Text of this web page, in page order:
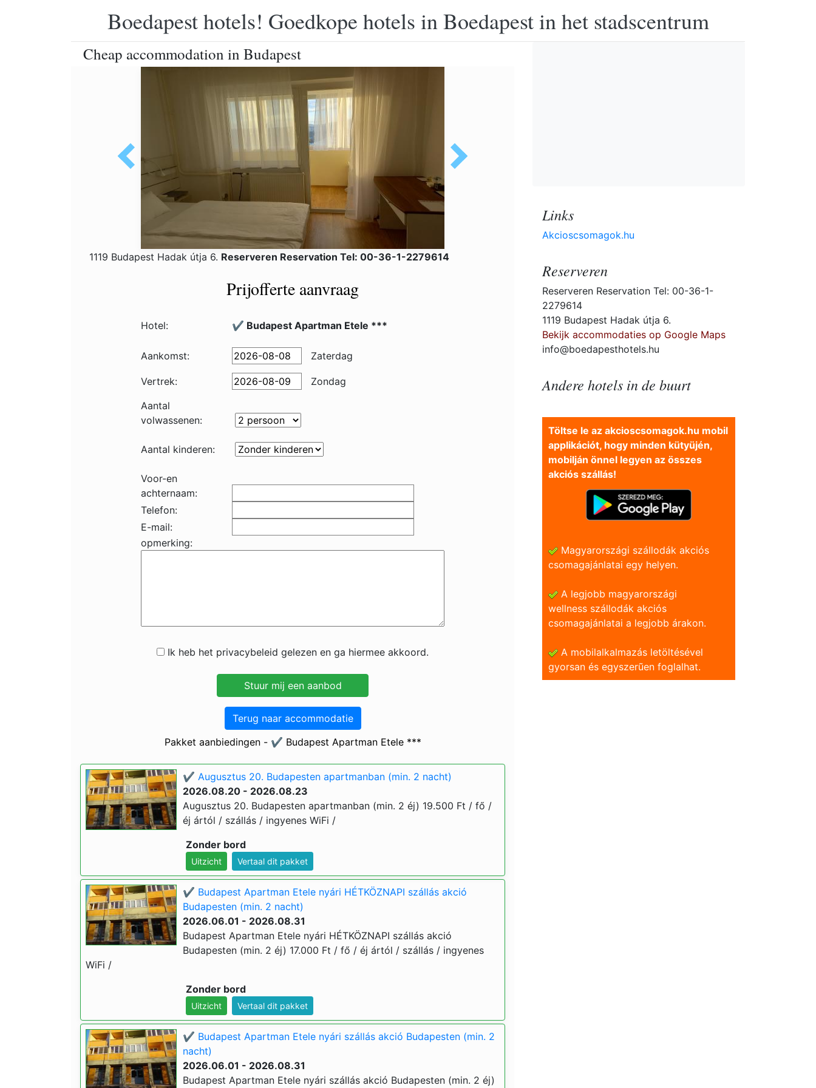
Boedapest hotels! Goedkope hotels in Boedapest in het stadscentrum
Cheap accommodation in Budapest
1119 Budapest Hadak útja 6. Reserveren Reservation Tel: 00-36-1-2279614
Prijofferte aanvraag
Hotel: ✔️ Budapest Apartman Etele ***
Aankomst: Zaterdag
Vertrek:
Zondag
Aantal
volwassenen:
Aantal kinderen:
Voor-en
achternaam:
Telefon:
E-mail:
opmerking:
Ik heb het privacybeleid gelezen en ga hiermee akkoord.
Terug naar accommodatie
Pakket aanbiedingen - ✔️ Budapest Apartman Etele ***
✔️ Augusztus 20. Budapesten apartmanban (min. 2 nacht)
2026.08.20 - 2026.08.23
Augusztus 20. Budapesten apartmanban (min. 2 éj) 19.500 Ft / fő /
éj ártól / szállás / ingyenes WiFi /
Zonder bord
Uitzicht Vertaal dit pakket
✔️ Budapest Apartman Etele nyári HÉTKÖZNAPI szállás akció
Budapesten (min. 2 nacht)
2026.06.01 - 2026.08.31
Budapest Apartman Etele nyári HÉTKÖZNAPI szállás akció
Budapesten (min. 2 éj) 17.000 Ft / fő / éj ártól / szállás / ingyenes
WiFi /
Zonder bord
Uitzicht Vertaal dit pakket
✔️ Budapest Apartman Etele nyári szállás akció Budapesten (min. 2
nacht)
2026.06.01 - 2026.08.31
Budapest Apartman Etele nyári szállás akció Budapesten (min. 2 éj)
Links
Akcioscsomagok.hu
Reserveren
Reserveren Reservation Tel: 00-36-1-
2279614
1119 Budapest Hadak útja 6.
Bekijk accommodaties op Google Maps
info@boedapesthotels.hu
Andere hotels in de buurt
Töltse le az akcioscsomagok.hu mobil
applikációt, hogy minden kütyüjén,
mobilján önnel legyen az összes
akciós szállás!
Magyarországi szállodák akciós
csomagajánlatai egy helyen.
A legjobb magyarországi
wellness szállodák akciós
csomagajánlatai a legjobb árakon.
A mobilalkalmazás letöltésével
gyorsan és egyszerũen foglalhat.